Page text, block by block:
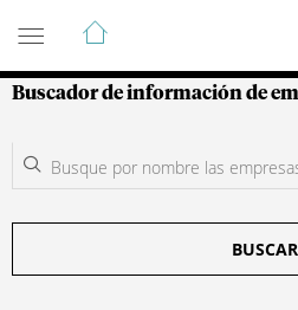
Guía de Empresas
Buscador de información de
BUSCAR